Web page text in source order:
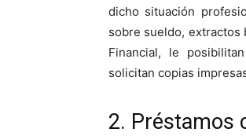
dicho situación
sobre sueldo, extractos
Financial, le
solicitan copias
2. Préstamos